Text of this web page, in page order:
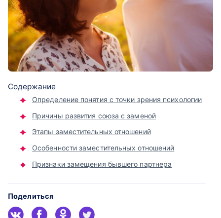
Содержание
Определение понятия с точки зрения психологии
Причины развития союза с заменой
Этапы заместительных отношений
Особенности заместительных отношений
Признаки замещения бывшего партнера
Поделиться